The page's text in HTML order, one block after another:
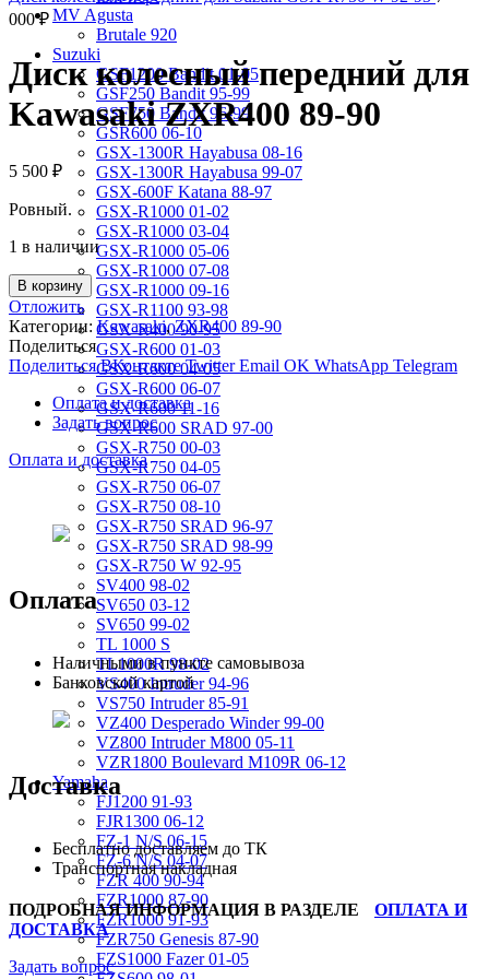
MV Agusta
Brutale 920
Suzuki
GSF1200 Bandit 01-05
GSF250 Bandit 95-99
GSF750 Bandit 96-99
GSR600 06-10
GSX-1300R Hayabusa 08-16
GSX-1300R Hayabusa 99-07
GSX-600F Katana 88-97
GSX-R1000 01-02
GSX-R1000 03-04
GSX-R1000 05-06
GSX-R1000 07-08
GSX-R1000 09-16
GSX-R1100 93-98
GSX-R400 90-95
GSX-R600 01-03
GSX-R600 04-05
GSX-R600 06-07
GSX-R600 11-16
GSX-R600 SRAD 97-00
GSX-R750 00-03
GSX-R750 04-05
GSX-R750 06-07
GSX-R750 08-10
GSX-R750 SRAD 96-97
GSX-R750 SRAD 98-99
GSX-R750 W 92-95
SV400 98-02
SV650 03-12
SV650 99-02
TL 1000 S
TL1000R 98-02
VS400 Intruder 94-96
VS750 Intruder 85-91
VZ400 Desperado Winder 99-00
VZ800 Intruder M800 05-11
VZR1800 Boulevard M109R 06-12
Yamaha
FJ1200 91-93
FJR1300 06-12
FZ-1 N/S 06-15
FZ-6 N/S 04-07
FZR 400 90-94
FZR1000 87-90
FZR1000 91-93
FZR750 Genesis 87-90
FZS1000 Fazer 01-05
000₽
Диск колесный передний для
Kawasaki ZXR400 89-90
5 500 ₽
Ровный.
1 в наличии
В корзину
Отложить
Категории:Kawasaki, ZXR400 89-90
Поделиться
Поделиться ВКонтакте Twitter Email OK WhatsApp Telegram
Оплата и доставка
Задать вопрос
Оплата и доставка
Оплата
Наличными в пункте самовывоза
Банковской картой
Доставка
Бесплатно доставляем до ТК
Транспортная накладная
ПОДРОБНАЯ ИНФОРМАЦИЯ В РАЗДЕЛЕ
ОПЛАТА И
ДОСТАВКА
Задать вопрос